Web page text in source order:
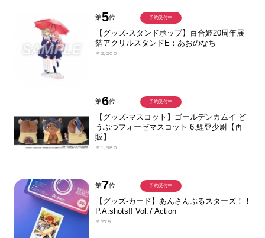
第5位
【グッズ-スタンドポップ】百合姫20周年展
箔アクリルスタンドE：あおのなち
￥2,200
予約受付中
第6位
【グッズ-マスコット】ゴールデンカムイ ど
うぶつフォーゼマスコット 6.鯉登少尉【再
販】
￥1,980
予約受付中
第7位
【グッズ-カード】あんさんぶるスターズ！！
P.A.shots!! Vol.7 Action
￥275
予約受付中